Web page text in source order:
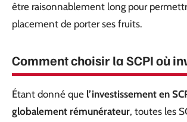
être raisonnablement long pour
placement de porter ses fruits.
Comment choisir la SCPI où
Étant donné que l’investissement en
globalement rémunérateur, toutes les